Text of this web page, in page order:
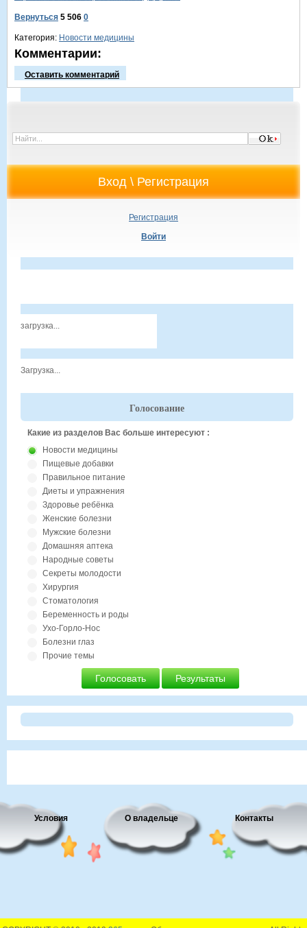
Вернуться 5 506 0
Категория: Новости медицины
Комментарии:
Оставить комментарий
Регистрация
Войти
загрузка...
Загрузка...
Голосование
Какие из разделов Вас больше интересуют :
Новости медицины
Пищевые добавки
Правильное питание
Диеты и упражнения
Здоровье ребёнка
Женские болезни
Мужские болезни
Домашняя аптека
Народные советы
Секреты молодости
Хирургия
Стоматология
Беременность и роды
Ухо-Горло-Нос
Болезни глаз
Прочие темы
Голосовать Результаты
Условия О владельце Контакты